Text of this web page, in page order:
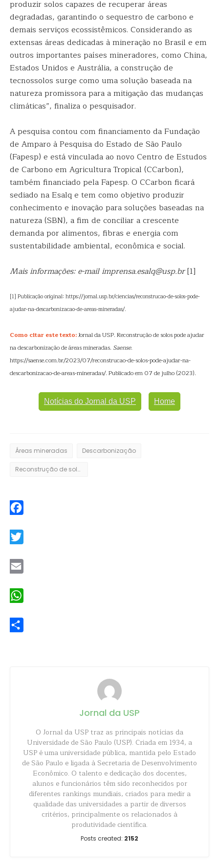
produzir solos capazes de recuperar áreas
degradadas, garantindo o sequestro de carbono e
demais serviços ecossistêmicos. Considerando as
extensas áreas dedicadas à mineração no Brasil e em
outros importantes países mineradores, como China,
Estados Unidos e Austrália, a construção de
tecnossolos surge como uma solução baseada na
natureza promissora para a mitigação das mudanças
climáticas”, finaliza o pesquisador.
A pesquisa contou com financiamento da Fundação
de Amparo à Pesquisa do Estado de São Paulo
(Fapesp) e está vinculada ao novo Centro de Estudos
de Carbono em Agricultura Tropical (CCarbon),
também financiado pela Fapesp. O CCarbon ficará
sediado na Esalq e tem como objetivo produzir
conhecimento e inovação para soluções baseadas na
natureza (SBN), a fim de conciliar a crescente
demanda por alimentos, fibras e energia com
sustentabilidade ambiental, econômica e social.
Mais informações: e-mail imprensa.esalq@usp.br[1]
[1] Publicação original: https://jornal.usp.br/ciencias/reconstrucao-de-solos-pode-
ajudar-na-descarbonizacao-de-areas-mineradas/.
Como citar este texto:Jornal da USP. Reconstrução de solos pode ajudar
na descarbonização de áreas mineradas. Saense.
https://saense.com.br/2023/07/reconstrucao-de-solos-pode-ajudar-na-
descarbonizacao-de-areas-mineradas/. Publicado em 07 de julho (2023).
Notícias do Jornal da USP Home
Áreas mineradas Descarbonização
Reconstrução de solos
Jornal da USP
O Jornal da USP traz as principais notícias da
Universidade de São Paulo (USP). Criada em 1934, a
USP é uma universidade pública, mantida pelo Estado
de São Paulo e ligada à Secretaria de Desenvolvimento
Econômico. O talento e dedicação dos docentes,
alunos e funcionários têm sido reconhecidos por
diferentes rankings mundiais, criados para medir a
qualidade das universidades a partir de diversos
critérios, principalmente os relacionados à
produtividade científica.
Posts created: 2152